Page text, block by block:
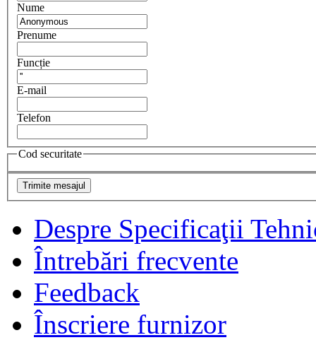
Nume
Prenume
Funcție
E-mail
Telefon
Cod securitate
Despre Specificaţii
Întrebări frecvente
Feedback
Înscriere furnizor